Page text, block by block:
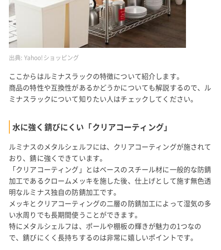
出典: Yahoo!ショッピング
ここからはルミナスラックの特徴について紹介します。
商品の特性や互換性があるかどうかについても解説するので、ル
ミナスラックについて知りたい人はチェックしてください。
水に強く錆びにくい「クリアコーティング」
ルミナスのメタルシェルフには、クリアコーティングが施されて
おり、錆に強くできています。
「クリアコーティング」とはベースのスチール材に一般的な防錆
加工であるクロームメッキを施した後、仕上げとして施す無色透
明なルミナス独自の防錆加工です。
メッキとクリアコーティングの二層の防錆加工によって湿気の多
い水周りでも長期間使うことができます。
特にメタルシェルフは、ポールや棚板の輝きが魅力の1つなの
で、錆びにくく長持ちするのは非常に嬉しいポイントです。